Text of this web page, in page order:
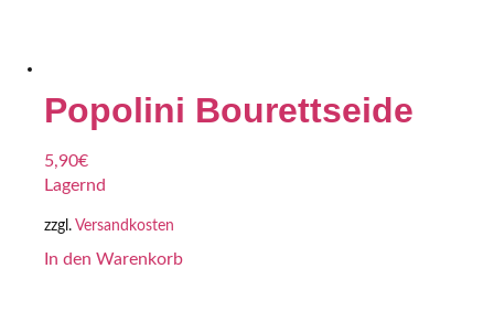
Popolini Bourettseide
5,90€
Lagernd
zzgl. Versandkosten
In den Warenkorb